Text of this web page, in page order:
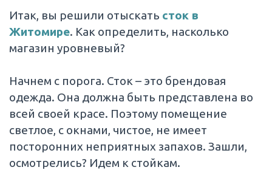
Итак, вы решили отыскать сток в
Житомире. Как определить, насколько
магазин уровневый?
Начнем с порога. Сток – это брендовая
одежда. Она должна быть представлена во
всей своей красе. Поэтому помещение
светлое, с окнами, чистое, не имеет
посторонних неприятных запахов. Зашли,
осмотрелись? Идем к стойкам.